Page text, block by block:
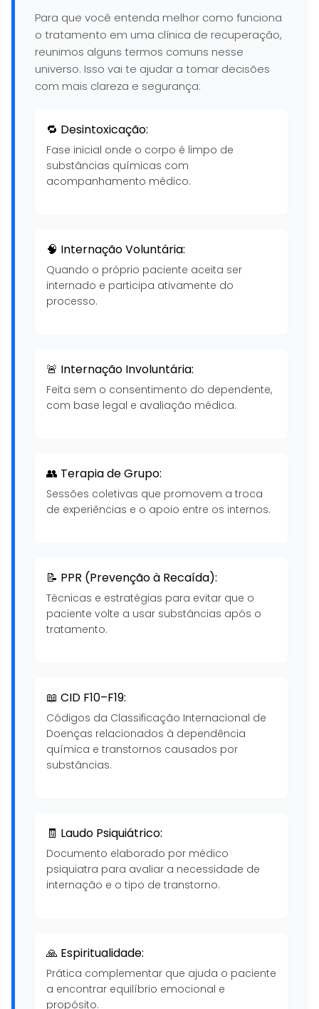
Para que você entenda melhor como funciona
o tratamento em uma clínica de recuperação,
reunimos alguns termos comuns nesse
universo. Isso vai te ajudar a tomar decisões
com mais clareza e segurança:
🔁 Desintoxicação:
Fase inicial onde o corpo é limpo de
substâncias químicas com
acompanhamento médico.
🧠 Internação Voluntária:
Quando o próprio paciente aceita ser
internado e participa ativamente do
processo.
🚨 Internação Involuntária:
Feita sem o consentimento do dependente,
com base legal e avaliação médica.
👥 Terapia de Grupo:
Sessões coletivas que promovem a troca
de experiências e o apoio entre os internos.
📝 PPR (Prevenção à Recaída):
Técnicas e estratégias para evitar que o
paciente volte a usar substâncias após o
tratamento.
📖 CID F10–F19:
Códigos da Classificação Internacional de
Doenças relacionados à dependência
química e transtornos causados por
substâncias.
🧾 Laudo Psiquiátrico:
Documento elaborado por médico
psiquiatra para avaliar a necessidade de
internação e o tipo de transtorno.
🙏 Espiritualidade:
Prática complementar que ajuda o paciente
a encontrar equilíbrio emocional e
propósito.